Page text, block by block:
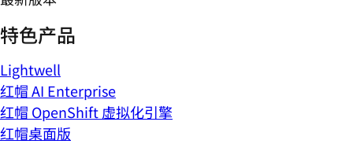
特色产品
Lightwell
红帽 AI Enterprise
红帽 OpenShift 虚拟化引擎
红帽桌面版